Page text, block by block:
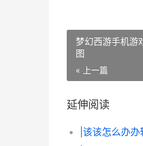
梦幻西游手机游
图
« 上一篇
延伸阅读